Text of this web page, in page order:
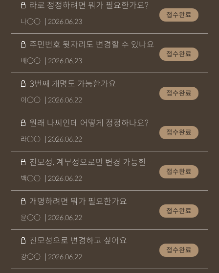
라로 정정하려면 뭐가 필요한가요?
나○○ 2026.06.23
접수완료
주민번호 뒷자리도 변경할 수 있나요
배○○ 2026.06.23
접수완료
3번째 개명도 가능한가요
이○○ 2026.06.22
접수완료
원래 나씨인데 어떻게 정정하나요?
라○○ 2026.06.22
접수완료
친모성, 계부성으로만 변경 가능한가요?
백○○ 2026.06.22
접수완료
개명하려면 뭐가 필요한가요
윤○○ 2026.06.22
접수완료
친모성으로 변경하고 싶어요
강○○ 2026.06.22
접수완료